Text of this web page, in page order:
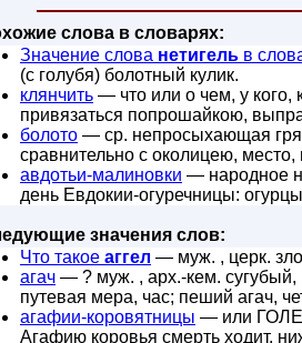
слова в словарях:
Значение слова нетигель в
(с голубя) болотный кулик.
клянчить — что или о чем, у кого,
привязаться попрошайкою,
болото — ср. непросыхающая
сравнительно с околицею,
авдотьи-малиновки — народное
день Евдокии-огуречницы:
значения слов:
Что такое аггел — муж. , церк.
агач — ? муж. , арх.-кем. сугубый,
путевая мера, час; пеший агач,
агафии-коровятницы — или
Агафию коровья смерть ходит,